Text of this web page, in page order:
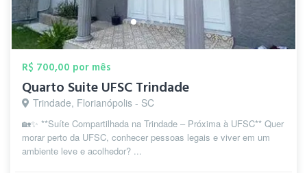
R$ 700,00 por mês
Quarto Suite UFSC Trindade
Trindade, Florianópolis - SC
🏡✨ **Suíte Compartilhada na Trindade – Próxima à UFSC** Quer
morar perto da UFSC, conhecer pessoas legais e viver em um
ambiente leve e acolhedor? ...